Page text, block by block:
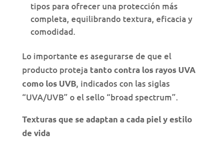
tipos para ofrecer una protección más
completa, equilibrando textura, eficacia y
comodidad.
Lo importante es asegurarse de que el
producto proteja tanto contra los rayos UVA
como los UVB, indicados con las siglas
“UVA/UVB” o el sello “broad spectrum”.
Texturas que se adaptan a cada piel y estilo
de vida